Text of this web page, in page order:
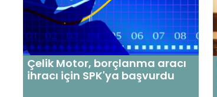
Çelik Motor, borçlanma aracı
ihracı için SPK'ya başvurdu